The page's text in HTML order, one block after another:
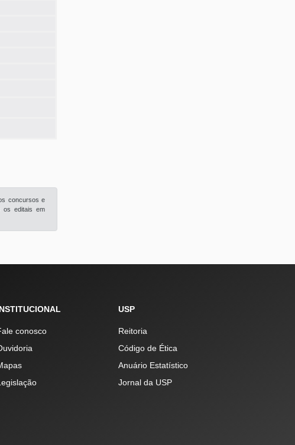
concursos e
os editais em
conosco
USP
Reitoria
Código de Ética
Anuário Estatístico
Jornal da USP